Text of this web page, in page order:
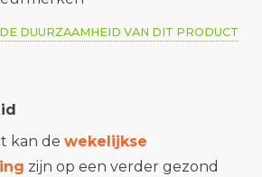
DUURZAAMHEID VAN DIT PRODUCT
kan de wekelijkse
zijn op een verder gezond